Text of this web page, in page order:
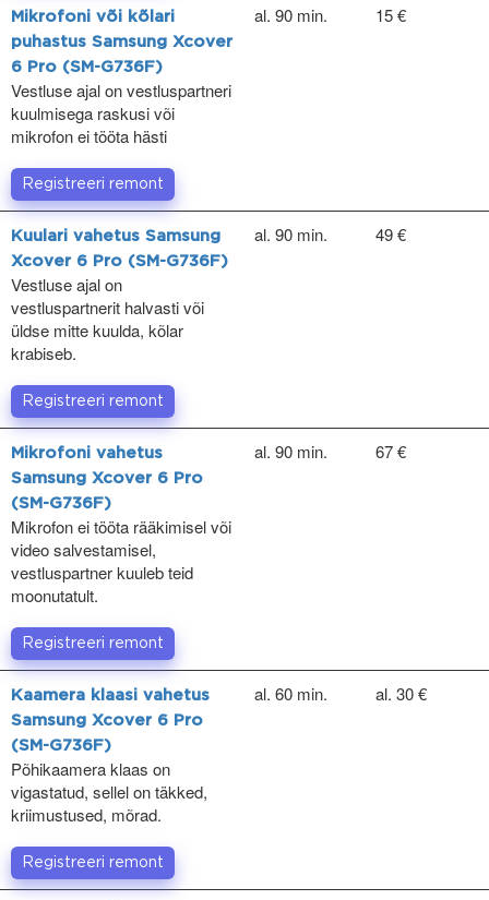
Mikrofoni või kõlari
puhastus Samsung Xcover
6 Pro (SM-G736F)
Vestluse ajal on vestluspartneri
kuulmisega raskusi või
mikrofon ei tööta hästi
al. 90 min. 15 €
Registreeri remont
Kuulari vahetus Samsung
Xcover 6 Pro (SM-G736F)
Vestluse ajal on
vestluspartnerit halvasti või
üldse mitte kuulda, kõlar
krabiseb.
al. 90 min. 49 €
Registreeri remont
Mikrofoni vahetus
Samsung Xcover 6 Pro
(SM-G736F)
Mikrofon ei tööta rääkimisel või
video salvestamisel,
vestluspartner kuuleb teid
moonutatult.
al. 90 min. 67 €
Registreeri remont
Kaamera klaasi vahetus
Samsung Xcover 6 Pro
(SM-G736F)
Põhikaamera klaas on
vigastatud, sellel on täkked,
kriimustused, mõrad.
al. 60 min. al. 30 €
Registreeri remont